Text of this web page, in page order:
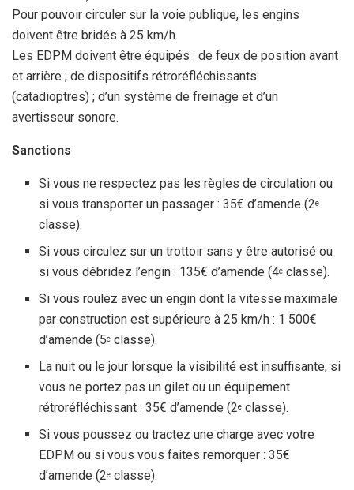
Pour pouvoir circuler sur la voie publique, les engins
doivent être bridés à 25 km/h.
Les EDPM doivent être équipés : de feux de position avant
et arrière ; de dispositifs rétroréfléchissants
(catadioptres) ; d’un système de freinage et d’un
avertisseur sonore.
Sanctions
Si vous ne respectez pas les règles de circulation ou
si vous transporter un passager : 35€ d’amende (2e
classe).
Si vous circulez sur un trottoir sans y être autorisé ou
si vous débridez l’engin : 135€ d’amende (4e classe).
Si vous roulez avec un engin dont la vitesse maximale
par construction est supérieure à 25 km/h : 1 500€
d’amende (5e classe).
La nuit ou le jour lorsque la visibilité est insuffisante, si
vous ne portez pas un gilet ou un équipement
rétroréfléchissant : 35€ d’amende (2e classe).
Si vous poussez ou tractez une charge avec votre
EDPM ou si vous vous faites remorquer : 35€
d’amende (2e classe).